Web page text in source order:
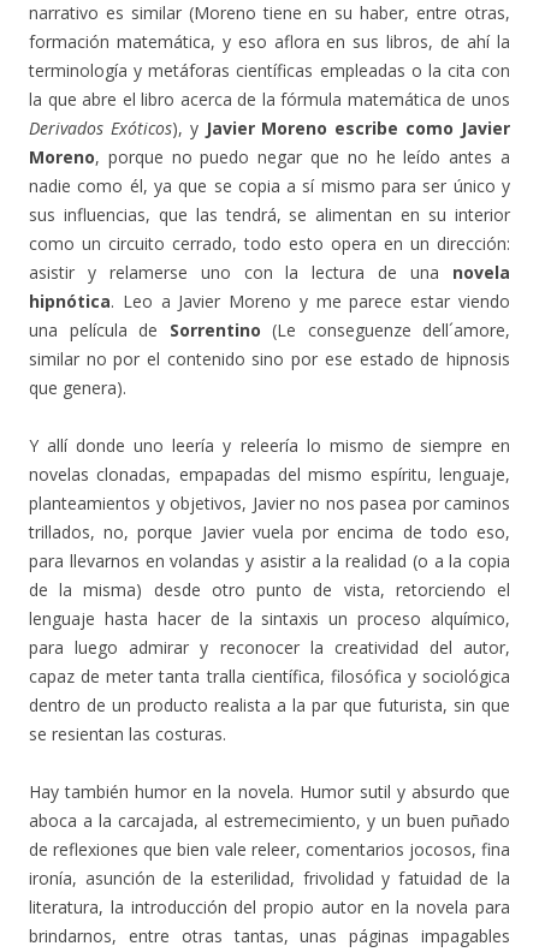
narrativo es similar (Moreno tiene en su haber, entre otras,
formación matemática, y eso aflora en sus libros, de ahí la
terminología y metáforas científicas empleadas o la cita con
la que abre el libro acerca de la fórmula matemática de unos
Derivados Exóticos), y Javier Moreno escribe como Javier
Moreno, porque no puedo negar que no he leído antes a
nadie como él, ya que se copia a sí mismo para ser único y
sus influencias, que las tendrá, se alimentan en su interior
como un circuito cerrado, todo esto opera en un dirección:
asistir y relamerse uno con la lectura de una novela
hipnótica. Leo a Javier Moreno y me parece estar viendo
una película de Sorrentino (Le conseguenze dell´amore,
similar no por el contenido sino por ese estado de hipnosis
que genera).
Y allí donde uno leería y releería lo mismo de siempre en
novelas clonadas, empapadas del mismo espíritu, lenguaje,
planteamientos y objetivos, Javier no nos pasea por caminos
trillados, no, porque Javier vuela por encima de todo eso,
para llevarnos en volandas y asistir a la realidad (o a la copia
de la misma) desde otro punto de vista, retorciendo el
lenguaje hasta hacer de la sintaxis un proceso alquímico,
para luego admirar y reconocer la creatividad del autor,
capaz de meter tanta tralla científica, filosófica y sociológica
dentro de un producto realista a la par que futurista, sin que
se resientan las costuras.
Hay también humor en la novela. Humor sutil y absurdo que
aboca a la carcajada, al estremecimiento, y un buen puñado
de reflexiones que bien vale releer, comentarios jocosos, fina
ironía, asunción de la esterilidad, frivolidad y fatuidad de la
literatura, la introducción del propio autor en la novela para
brindarnos, entre otras tantas, unas páginas impagables